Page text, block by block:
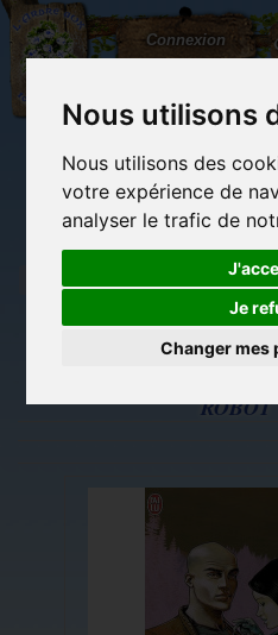
Nous utilisons
Nous utilisons des
votre expérience de
analyser le trafic de
Je
Changer mes
L'Arbre
aux
100.000
Connexion
(vide)
Librairie des
ROBOT